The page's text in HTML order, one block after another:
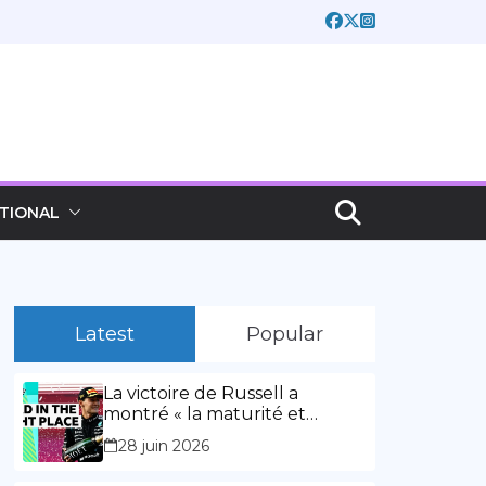
Latest Popular
La victoire de Russell a
montré « la maturité et
l’expérience » Vidéo,
00:02:03La victoire de Russell
28 juin 2026